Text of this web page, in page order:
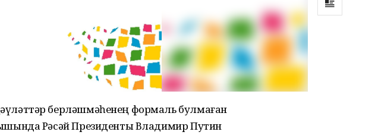
берләшмәһенең формаль булмаған
Рәсәй Президенты Владимир Путин